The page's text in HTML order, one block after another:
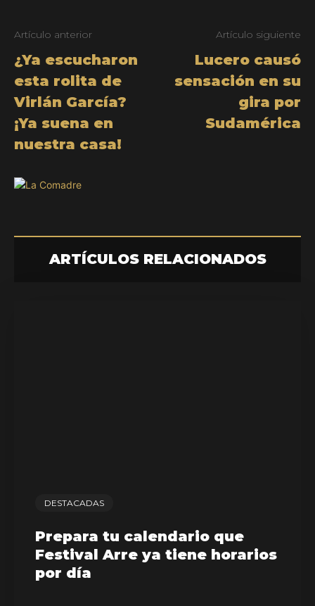
Artículo anterior
¿Ya escucharon
esta rolita de
Virlán García?
¡Ya suena en
nuestra casa!
Artículo siguiente
Lucero causó
sensación en su
gira por
Sudamérica
ARTÍCULOS RELACIONADOS
DESTACADAS
Prepara tu calendario que
Festival Arre ya tiene horarios
por día